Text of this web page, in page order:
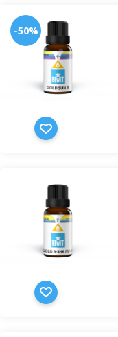
-50%